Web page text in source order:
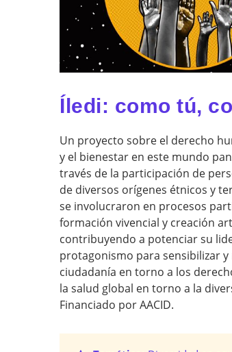
Íledi: como tú,
Un proyecto sobre el derecho
y el bienestar en este mundo
través de la participación de
de diversos orígenes étnicos y
se involucraron en procesos
formación vivencial y creación
contribuyendo a potenciar su
protagonismo para sensibilizar y
ciudadanía en torno a los
la salud global en torno a la
Financiado por AACID.